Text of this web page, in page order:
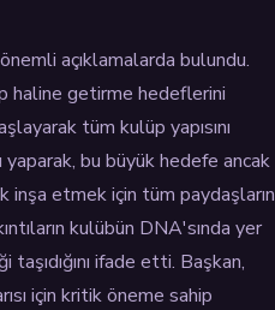
açıklamalarda bulundu.
haline getirme hedeflerini
tüm kulüp yapısını
yaparak, bu büyük hedefe ancak
inşa etmek için tüm paydaşların
kulübün DNA'sında yer
ifade etti. Başkan,
için kritik öneme sahip